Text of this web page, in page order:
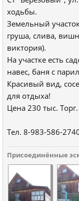
ходьбы.
Земельный
груша, слива,
виктория).
На участке есть
навес, баня с
Красивый вид,
для отдыха!
Цена 230 тыс. Торг.
Тел. 8-983-586-
Присоединённые